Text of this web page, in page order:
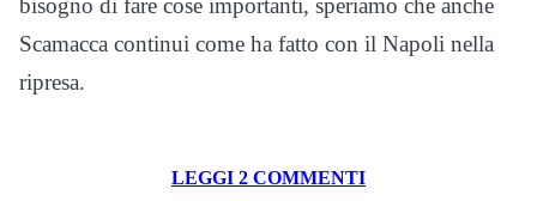
bisogno di fare cose importanti, speriamo che anche
Scamacca continui come ha fatto con il Napoli nella
ripresa.
LEGGI 2 COMMENTI